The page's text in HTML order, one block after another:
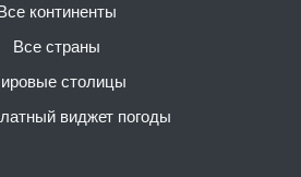
континенты
Все страны
столицы
виджет погоды